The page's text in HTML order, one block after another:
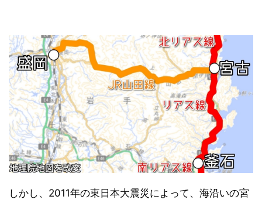
しかし、2011年の東日本大震災によって、海沿いの宮